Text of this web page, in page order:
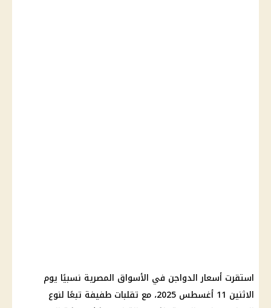
استقرت أسعار الدواجن في الأسواق المصرية نسبيًا يوم
الاثنين 11 أغسطس 2025، مع تقلبات طفيفة تبعًا لنوع